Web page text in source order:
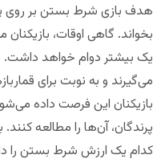
هدف بازی شرط بستن بر روی
بخواند. گاهی اوقات،
یک بیشتر دوام خواهد داشت.
می‌گیرند و به نوبت برای
بازیکنان این فرصت داده
پرندگان، آن‌ها را مطالعه
کدام یک ارزش شرط بستن را